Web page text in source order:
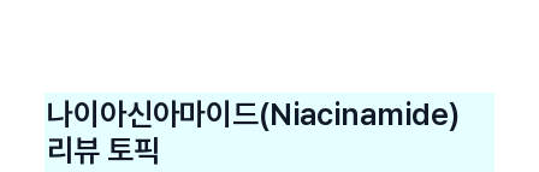
나이아신아마이드(Niacinamide)
리뷰 토픽